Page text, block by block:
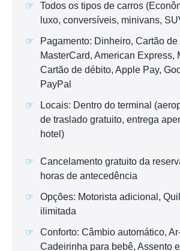
Todos os tipos de carros
luxo, conversíveis, minivans,
Pagamento: Dinheiro, Cartão
MasterCard, American Express,
Cartão de débito, Apple Pay,
PayPal
Locais: Dentro do terminal
de traslado gratuito, entrega
hotel)
Cancelamento gratuito da
horas de antecedência
Opções: Motorista adicional,
ilimitada
Conforto: Câmbio automático,
Cadeirinha para bebê, Assento